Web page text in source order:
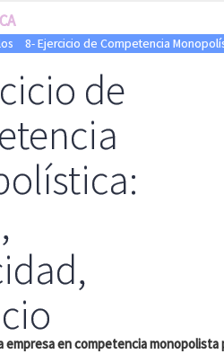
8- Ejercicio de Competencia
de
empresa en competencia